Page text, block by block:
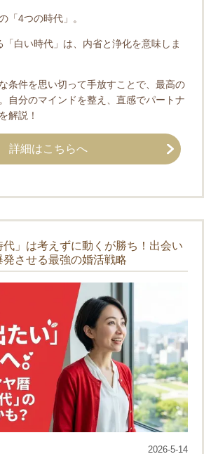
「4つの時代」。
「白い時代」は、内省と浄化を意味しま
条件を思い切って手放すことで、最高の
自分のマインドを整え、直感でパートナ
解説！
詳細はこちらへ
代」は考えずに動くが勝ち！出会い
発させる最強の婚活戦略
2026-5-14